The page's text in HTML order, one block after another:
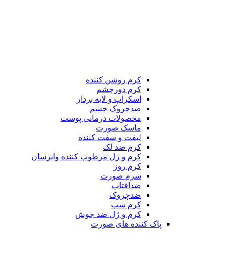
کرم روشن کننده
کرم دورچشم
اسکراپ و لایه بردار
ضدچروک چشم
محصولات درمانی پوست
ماسک صورت
لیفت و سفت کننده
کرم ضد لک
کرم و ژل مرطوب کننده وابرسان
کرم روز
سرم صورت
ضدافتاب
ضدچروک
کرم شب
کرم و ژل ضد جوش
پاک کننده های صورت